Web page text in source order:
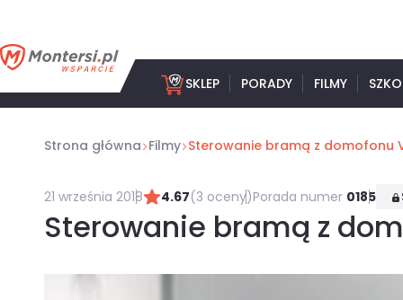
treści
SKLEP PORADY FILMY
Strona główna Filmy Sterowanie bramą z domofonu
21 września 2018 4.67(3 oceny)Porada numer 0185
Sterowanie bramą z